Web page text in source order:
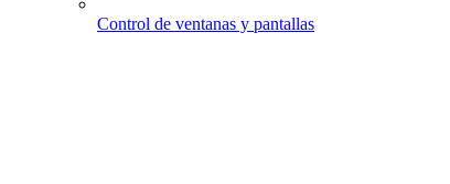
Control de ventanas y pantallas